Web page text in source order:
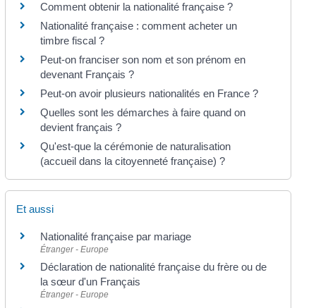
Comment obtenir la nationalité française ?
Nationalité française : comment acheter un
timbre fiscal ?
Peut-on franciser son nom et son prénom en
devenant Français ?
Peut-on avoir plusieurs nationalités en France ?
Quelles sont les démarches à faire quand on
devient français ?
Qu'est-que la cérémonie de naturalisation
(accueil dans la citoyenneté française) ?
Et aussi
Nationalité française par mariage
Étranger - Europe
Déclaration de nationalité française du frère ou de
la sœur d'un Français
Étranger - Europe